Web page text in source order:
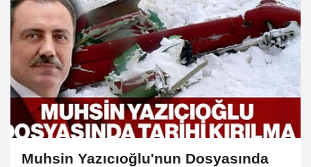
Muhsin Yazıcıoğlu'nun Dosyasında